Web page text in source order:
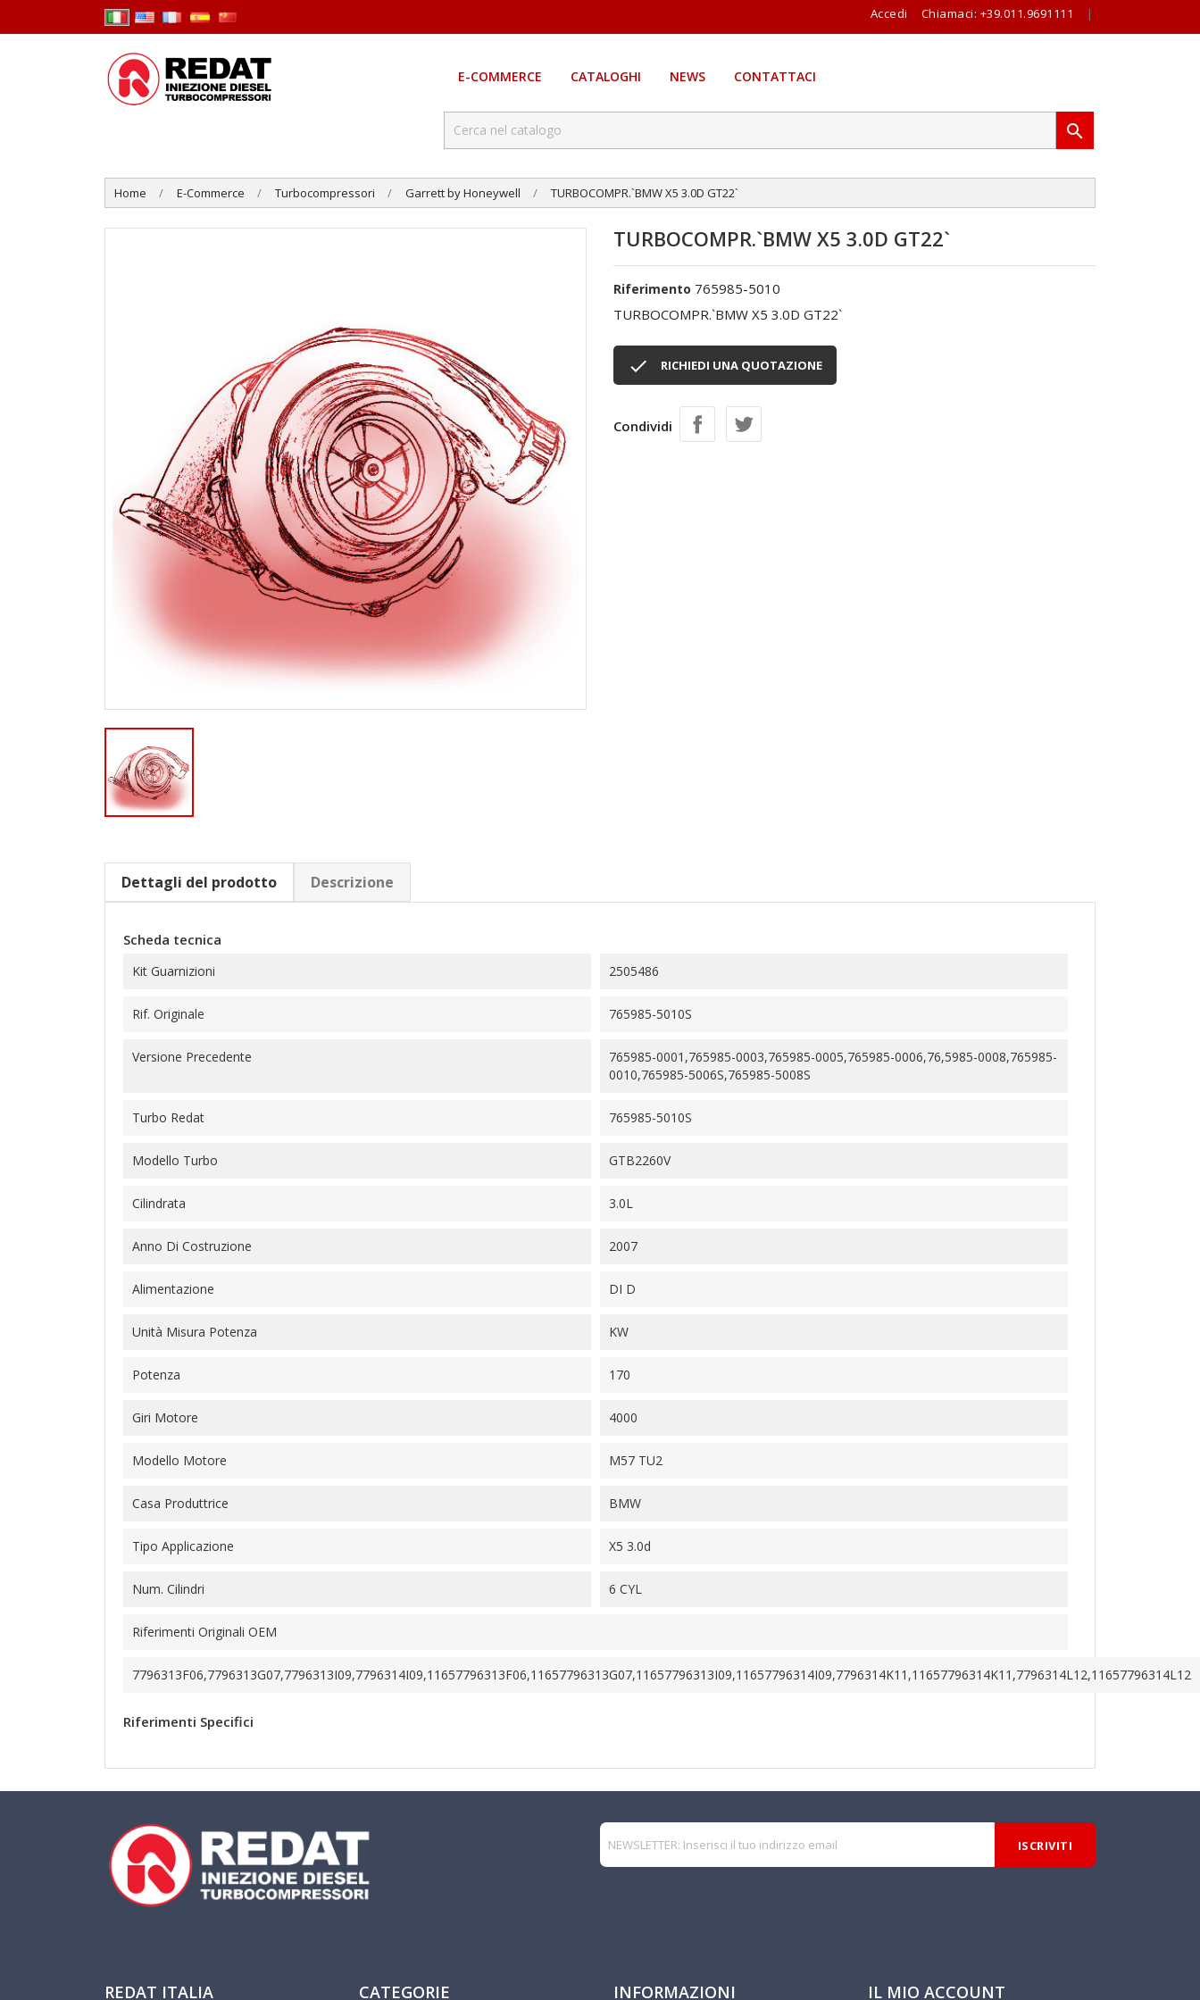
Accedi Chiamaci: +39.011.9691111 |
E-COMMERCE CATALOGHI NEWS CONTATTACI

Home E-Commerce Turbocompressori Garrett by Honeywell TURBOCOMPR.`BMW X5 3.0D GT22`
TURBOCOMPR.`BMW X5 3.0D GT22`
Riferimento 765985-5010
TURBOCOMPR.`BMW X5 3.0D GT22`
 RICHIEDI UNA QUOTAZIONE
Condividi
Dettagli del prodotto Descrizione
Scheda tecnica
Kit Guarnizioni 2505486
Rif. Originale 765985-5010S
Versione Precedente
765985-0001,765985-0003,765985-0005,765985-0006,76,5985-0008,765985-
0010,765985-5006S,765985-5008S
Turbo Redat 765985-5010S
Modello Turbo GTB2260V
Cilindrata 3.0L
Anno Di Costruzione 2007
Alimentazione DI D
Unità Misura Potenza KW
Potenza 170
Giri Motore 4000
Modello Motore M57 TU2
Casa Produttrice BMW
Tipo Applicazione X5 3.0d
Num. Cilindri 6 CYL
Riferimenti Originali OEM
7796313F06,7796313G07,7796313I09,7796314I09,11657796313F06,11657796313G07,11657796313I09,11657796314I09,7796314K11,11657796314K11,7796314L12,11657796314L12
Riferimenti Specifici
REDAT ITALIA CATEGORIE INFORMAZIONI IL MIO ACCOUNT